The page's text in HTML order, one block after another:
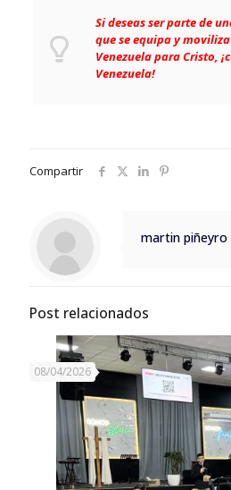
Si deseas ser parte de
que se equipa y
Venezuela para Cristo,
Venezuela!
Compartir
martin piñeyro
Post relacionados
08/04/2026